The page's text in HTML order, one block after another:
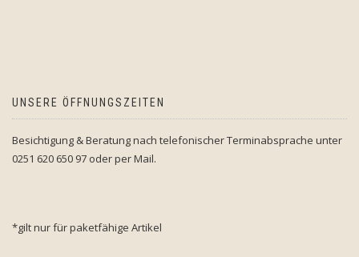
UNSERE ÖFFNUNGSZEITEN
Besichtigung & Beratung nach telefonischer Terminabsprache unter
0251 620 650 97 oder per Mail.
*gilt nur für paketfähige Artikel